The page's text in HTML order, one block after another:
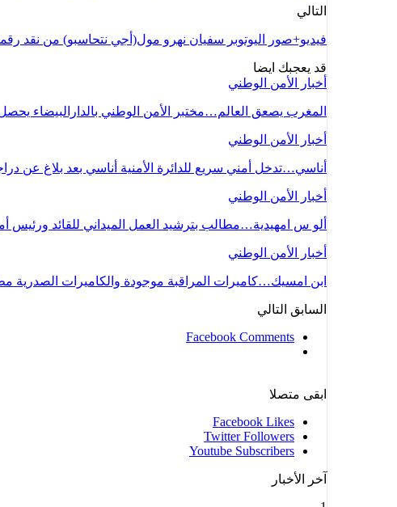
التالي
فيديو+صور اليوتوبر سفيان نهرو مول(أجي نتحاسبو) من نقد
قد يعجبك ايضا
أخبار الأمن الوطني
المغرب يصعق العالم…مختبر الأمن الوطني بالدارالبيضاء
أخبار الأمن الوطني
أناسي…تدخل أمني سريع للدائرة الأمنية أناسي بعد بلاغ عن
أخبار الأمن الوطني
ألو س امهيدية…مطالب بترشيد العمل الميداني للقائد ورئيس
أخبار الأمن الوطني
ابن امسيك…كاميرات المراقبة موجودة والكاميرات
السابق التالي
Facebook Comments
ابقى متصلا
Facebook Likes
Twitter Followers
Youtube Subscribers
آخر الأخبار